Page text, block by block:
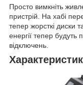
Просто вимкніть
пристрій. На хабі
тепер жорсткі диски
енергії тепер
відключень.